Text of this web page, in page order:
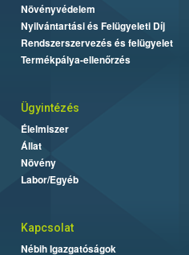
Növényvédelem
Nyilvántartási és Felügyeleti Díj
Rendszerszervezés és felügyelet
Termékpálya-ellenőrzés
Ügyintézés
Élelmiszer
Állat
Növény
Labor/Egyéb
Kapcsolat
Nébih Igazgatóságok